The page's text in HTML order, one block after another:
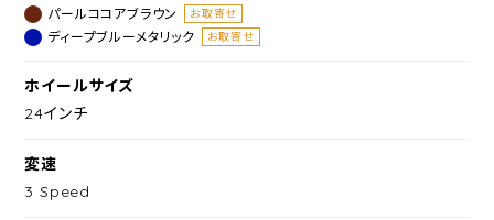
パールココアブラウン お取寄せ
ディープブルーメタリック お取寄せ
ホイールサイズ
24インチ
変速
3 Speed